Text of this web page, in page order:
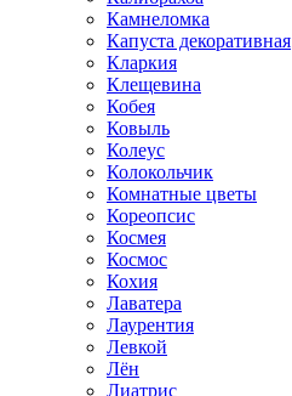
Камнеломка
Капуста декоративная
Кларкия
Клещевина
Кобея
Ковыль
Колеус
Колокольчик
Комнатные цветы
Кореопсис
Космея
Космос
Кохия
Лаватера
Лаурентия
Левкой
Лён
Лиатрис